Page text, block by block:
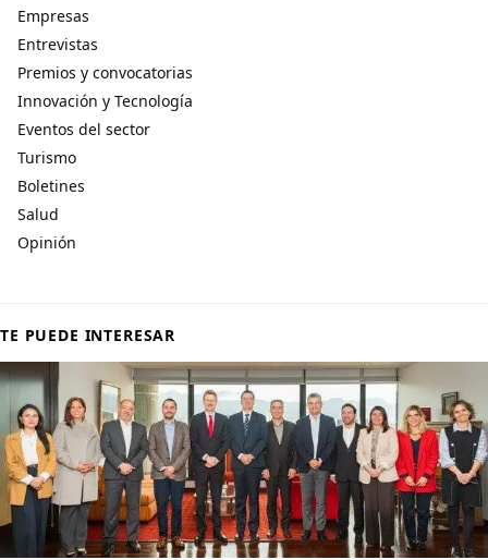
Empresas
Entrevistas
Premios y convocatorias
Innovación y Tecnología
Eventos del sector
Turismo
Boletines
Salud
Opinión
TE PUEDE INTERESAR